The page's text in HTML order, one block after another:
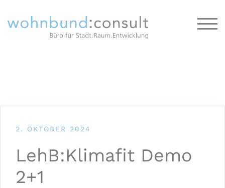
2. OKTOBER 2024
LehB:Klimafit Demo
2+1